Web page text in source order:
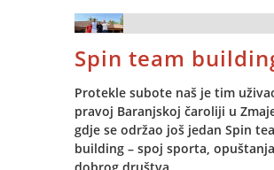
podršku i edukacije koje
korisnicima da sigurno i
primjenjuju zakonske i
novine u svakodnevnom radu.
transakcije i količine prolaze
postojeću Jupiter
potrebe za dodatnim softverom
ručnim radom.
Što je tehnički omogućeno
rješenjem?
• Automatska evidencija na
Spin team
Protekle subote naš je tim
pravoj Baranjskoj čaroliji u
gdje se održao još jedan Spin
building – spoj sporta,